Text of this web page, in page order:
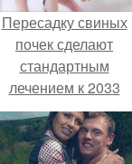
Пересадку свиных
почек сделают
стандартным
лечением к 2033
году в Японии.